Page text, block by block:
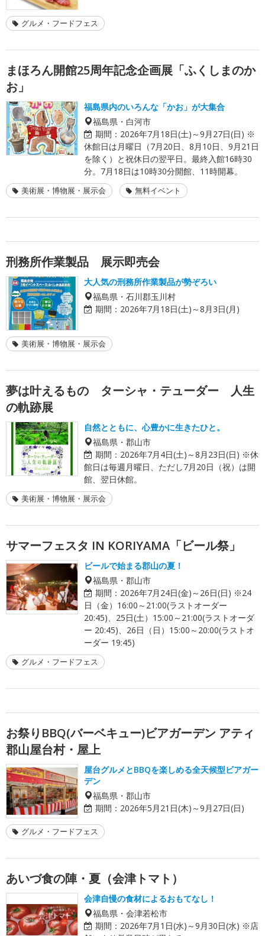
グルメ・フードフェス
まほろん開館25周年記念企画展「ふくしまのか
お」
福島県内のいろんな「かお」が大集合
福島県・白河市
期間： 2026年7月18日(土)～9月27日(日) ※
休館日は月曜日（7月20日、8月10日、9月21日
を除く）と祝休日の翌平日。最終入館16時30
分。7月18日は10時30分開館、11時開幕。
美術展・博物展・展示会 無料イベント
刑務所作業製品 展示即売会
大人気の刑務所作業製品が勢ぞろい
福島県・石川郡玉川村
期間： 2026年7月18日(土)～8月3日(月)
美術展・博物展・展示会
夢は叶えるもの ターシャ・テューダー 人生
の軌跡展
自然とともに、心豊かに生きたひと。
福島県・郡山市
期間： 2026年7月4日(土)～8月23日(日) ※休
館日は毎週月曜日、ただし7月20日（祝）は開
館、翌日休館。
美術展・博物展・展示会
サマーフェスタ IN KORIYAMA「ビール祭」
ビールで始まる郡山の夏！
福島県・郡山市
期間： 2026年7月24日(金)～26日(日) ※24
日（金）16:00～21:00(ラストオーダー
20:45)、25日(土）15:00～21:00(ラストオーダ
ー 20:45)、26日（日）15:00～20:00(ラストオ
ーダー 19:45)
グルメ・フードフェス
お祭りBBQ(バーベキュー)ビアガーデン アティ
郡山屋台村・屋上
屋台グルメとBBQを楽しめる全天候型ビアガー
デン
福島県・郡山市
期間： 2026年5月21日(木)～9月27日(日)
グルメ・フードフェス
あいづ食の陣・夏（会津トマト）
会津自慢の食材によるおもてなし！
福島県・会津若松市
期間： 2026年7月1日(水)～9月30日(水) ※店